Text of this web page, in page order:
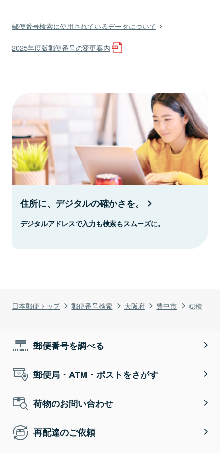
日本郵便トップ 郵便番号検索 大阪府 豊中市 穂積
郵便番号検索に使用されているデータについて
2025年度版郵便番号の変更案内
住所に、デジタルの確かさを。
デジタルアドレスで入力も検索もスムーズに。
郵便番号を調べる
郵便局・ATM・ポストをさがす
荷物のお問い合わせ
再配達のご依頼